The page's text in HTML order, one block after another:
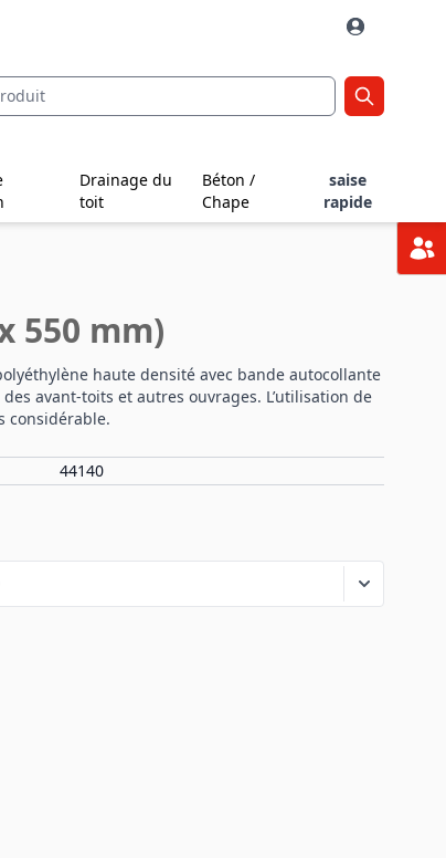
Drainage du
toit
Béton /
Chape
saise
rapide
550 mm)
haute densité avec bande autocollante
avant-toits et autres ouvrages. L’utilisation de
considérable.
44140